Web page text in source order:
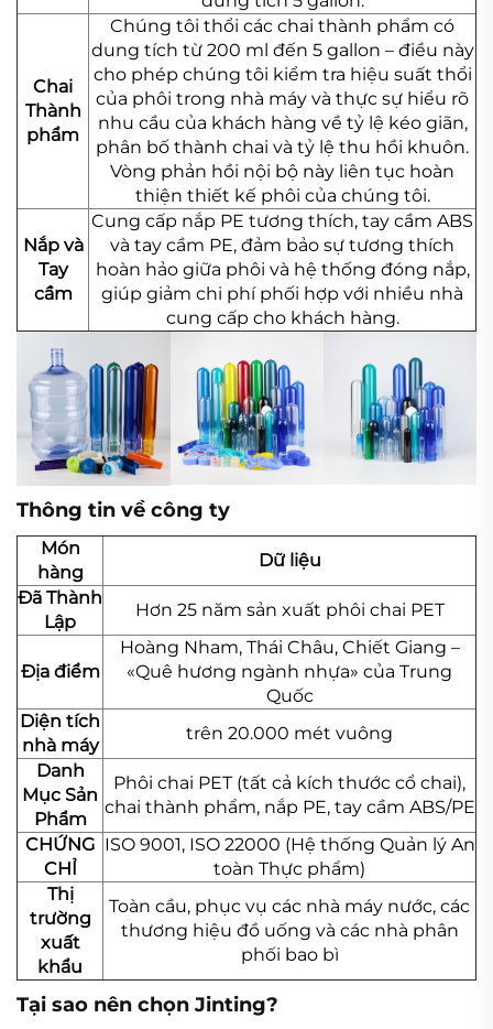
Chai
Thành
phẩm
Chúng tôi thổi các chai thành phẩm có
dung tích từ 200 ml đến 5 gallon – điều này
cho phép chúng tôi kiểm tra hiệu suất thổi
của phôi trong nhà máy và thực sự hiểu rõ
nhu cầu của khách hàng về tỷ lệ kéo giãn,
phân bố thành chai và tỷ lệ thu hồi khuôn.
Vòng phản hồi nội bộ này liên tục hoàn
thiện thiết kế phôi của chúng tôi.
Nắp và
Tay
cầm
Cung cấp nắp PE tương thích, tay cầm ABS
và tay cầm PE, đảm bảo sự tương thích
hoàn hảo giữa phôi và hệ thống đóng nắp,
giúp giảm chi phí phối hợp với nhiều nhà
cung cấp cho khách hàng.
Thông tin về công ty
Món
hàng
Dữ liệu
Đã Thành
Lập
Hơn 25 năm sản xuất phôi chai PET
Địa điểm
Hoàng Nham, Thái Châu, Chiết Giang –
«Quê hương ngành nhựa» của Trung
Quốc
Diện tích
nhà máy
trên 20.000 mét vuông
Danh
Mục Sản
Phẩm
Phôi chai PET (tất cả kích thước cổ chai),
chai thành phẩm, nắp PE, tay cầm ABS/PE
CHỨNG
CHỈ
ISO 9001, ISO 22000 (Hệ thống Quản lý An
toàn Thực phẩm)
Thị
trường
xuất
khẩu
Toàn cầu, phục vụ các nhà máy nước, các
thương hiệu đồ uống và các nhà phân
phối bao bì
Tại sao nên chọn Jinting?